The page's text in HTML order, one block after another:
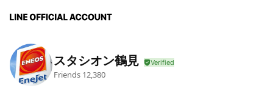
スタシオン鶴見
Friends 12,380